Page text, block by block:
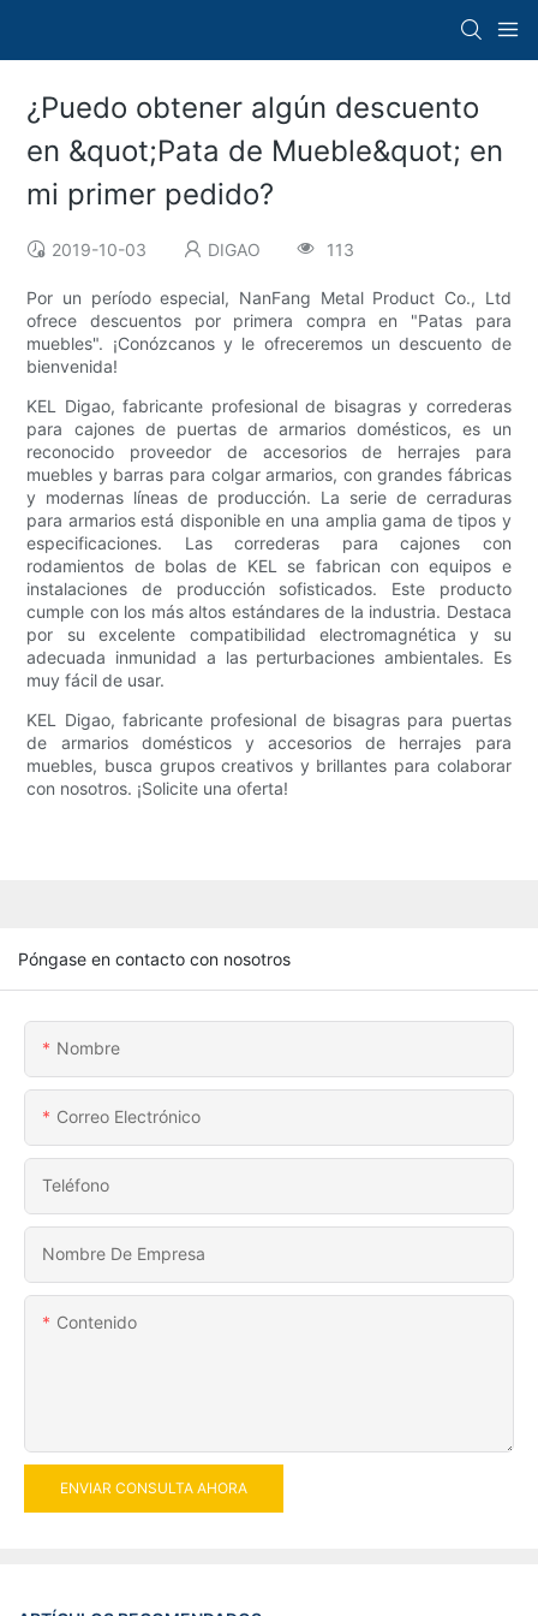
¿Puedo obtener algún descuento
en &quot;Pata de Mueble&quot; en
mi primer pedido?
2019-10-03 DIGAO 113
Por un período especial, NanFang Metal Product Co., Ltd
ofrece descuentos por primera compra en "Patas para
muebles". ¡Conózcanos y le ofreceremos un descuento de
bienvenida!
KEL Digao, fabricante profesional de bisagras y correderas
para cajones de puertas de armarios domésticos, es un
reconocido proveedor de accesorios de herrajes para
muebles y barras para colgar armarios, con grandes fábricas
y modernas líneas de producción. La serie de cerraduras
para armarios está disponible en una amplia gama de tipos y
especificaciones. Las correderas para cajones con
rodamientos de bolas de KEL se fabrican con equipos e
instalaciones de producción sofisticados. Este producto
cumple con los más altos estándares de la industria. Destaca
por su excelente compatibilidad electromagnética y su
adecuada inmunidad a las perturbaciones ambientales. Es
muy fácil de usar.
KEL Digao, fabricante profesional de bisagras para puertas
de armarios domésticos y accesorios de herrajes para
muebles, busca grupos creativos y brillantes para colaborar
con nosotros. ¡Solicite una oferta!
Póngase en contacto con nosotros
Nombre
Correo Electrónico
Teléfono
Nombre De Empresa
Contenido
ENVIAR CONSULTA AHORA